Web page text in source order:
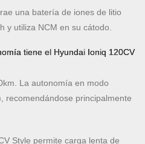
una batería de iones de litio
y utiliza NCM en su cátodo.
tiene el Hyundai Ioniq 120CV
La autonomía en modo
recomendándose principalmente
Style permite carga lenta de